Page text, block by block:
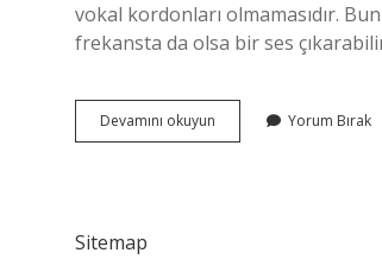
vokal kordonları olmamasıdır.
frekansta da olsa bir ses
Devamını okuyun
Yapmak
Yorum Bırak
Sitemap